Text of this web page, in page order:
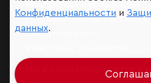
Подписаться на рассылку
Обратная связь
Мы в социальных сетях и
Конфиденциальности и
данных.